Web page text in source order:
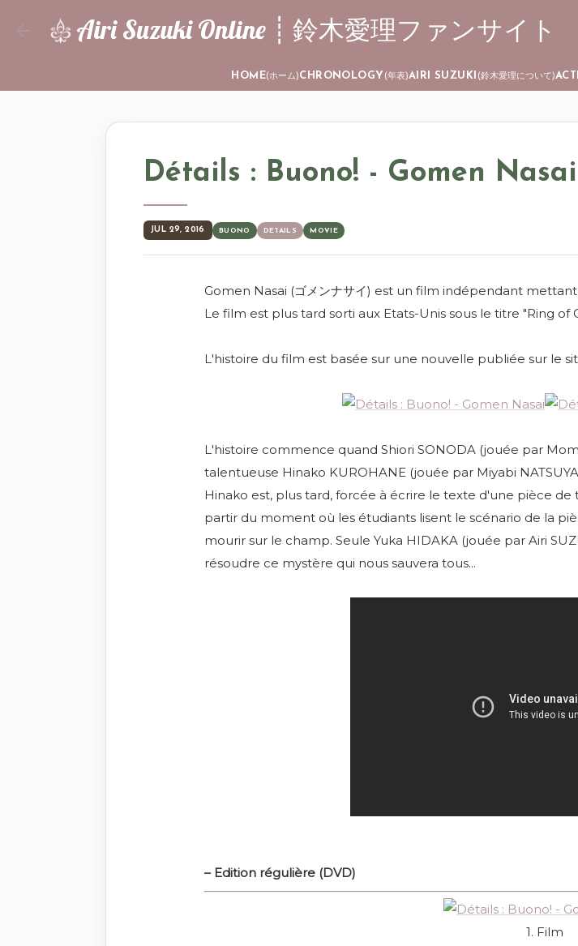
Skip to main
Airi Suzuki Online ┊ 鈴木愛理ファンサイト
HOME(ホーム)CHRONOLOGY (年表)AIRI SUZUKI (鈴木愛理について)
Détails : Buono! - Gomen Nasai
JUL 29, 2016 BUONO DETAILS MOVIE
Gomen Nasai (ゴメンナサイ) est un film indépendant
Le film est plus tard sorti aux Etats-Unis sous le titre "Ring of
L'histoire du film est basée sur une nouvelle publiée sur le
L'histoire commence quand Shiori SONODA (jouée par
talentueuse Hinako KUROHANE (jouée par Miyabi
Hinako est, plus tard, forcée à écrire le texte d'une pièce
partir du moment où les étudiants lisent le scénario de la
mourir sur le champ. Seule Yuka HIDAKA (jouée par Airi
résoudre ce mystère qui nous sauvera tous...
– Edition régulière (DVD)
1. Film